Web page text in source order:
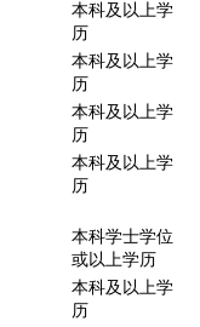
本科及以上学
历
本科及以上学
历
本科及以上学
历
本科及以上学
历
本科学士学位
或以上学历
本科及以上学
历